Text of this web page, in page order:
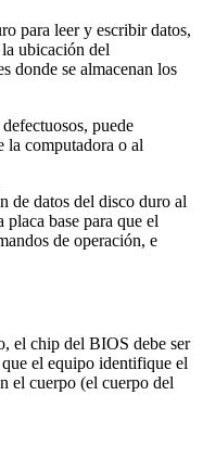
para leer y escribir datos,
ubicación del
donde se almacenan los
puede
la computadora o al
de datos del disco duro al
base para que el
de operación, e
el chip del BIOS debe ser
el equipo identifique el
el cuerpo (el cuerpo del